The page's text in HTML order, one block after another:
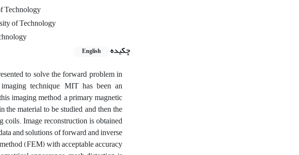
Technology
of Technology
چکیده
English
to solve the forward problem in
technique, MIT has been an
imaging method, a primary magnetic
material to be studied, and then the
coils. Image reconstruction is obtained
and solutions of forward and inverse
(FEM) with acceptable accuracy